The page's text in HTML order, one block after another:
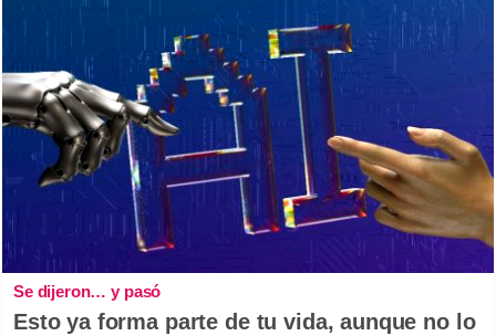
Se dijeron… y pasó
Esto ya forma parte de tu vida, aunque no lo